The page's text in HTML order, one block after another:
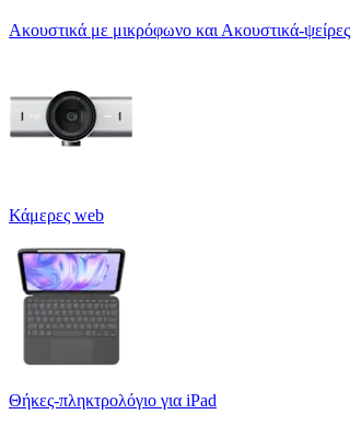
Ακουστικά με μικρόφωνο και Ακουστικά-ψείρες
Κάμερες web
Θήκες-πληκτρολόγιο για iPad